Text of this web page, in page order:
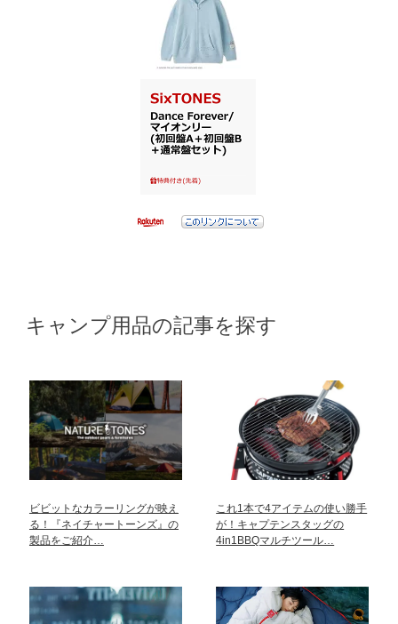
キャンプ用品の記事を探す
ビビットなカラーリングが映え
る！『ネイチャートーンズ』の
製品をご紹介…
これ1本で4アイテムの使い勝手
が！キャプテンスタッグの
4in1BBQマルチツール…